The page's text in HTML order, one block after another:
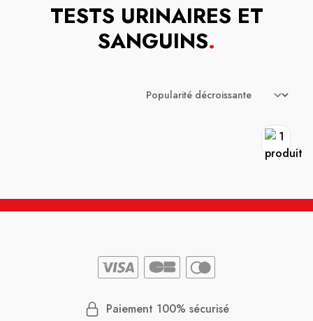
TESTS URINAIRES ET
SANGUINS.
Paiement 100% sécurisé